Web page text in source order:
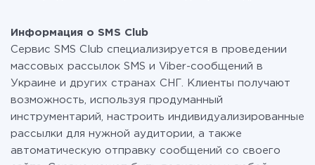
Информация о SMS Club
Сервис SMS Club специализируется в проведении
массовых рассылок SMS и Viber-сообщений в
Украине и других странах СНГ. Клиенты получают
возможность, используя продуманный
инструментарий, настроить индивидуализированные
рассылки для нужной аудитории, а также
автоматическую отправку сообщений со своего